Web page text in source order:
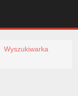
Wyszukiwarka